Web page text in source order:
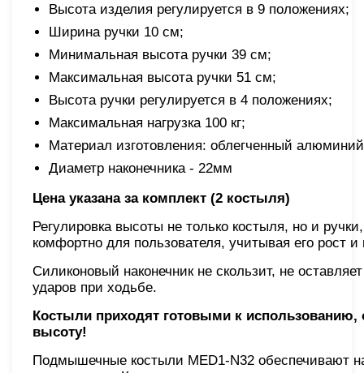
Высота изделия регулируется в 9 положениях;
Ширина ручки 10 см;
Минимальная высота ручки 39 см;
Максимальная высота ручки 51 см;
Высота ручки регулируется в 4 положениях;
Максимальная нагрузка 100 кг;
Материал изготовления: облегченный
Диаметр наконечника - 22мм
Цена указана за комплект (2 костыля)
Регулировка высоты не только костыля, но и
комфортно для пользователя, учитывая его рост и
Силиконовый наконечник не скользит, не
ударов при ходьбе.
Костыли приходят готовыми к использованию,
высоту!
Подмышечные костыли MED1-N32 обеспечивают